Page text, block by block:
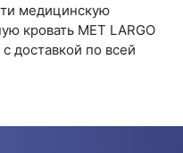
медицинскую
кровать MET LARGO
доставкой по всей